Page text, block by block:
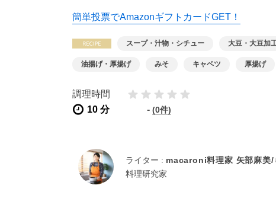
簡単投票でAmazonギフトカードGET！
スープ・汁物・シチュー 大豆・大豆加
油揚げ・厚揚げ みそ キャベツ 厚揚げ
調理時間
10 分
- (0件)
ライター : macaroni料理家 矢部麻美/
料理研究家